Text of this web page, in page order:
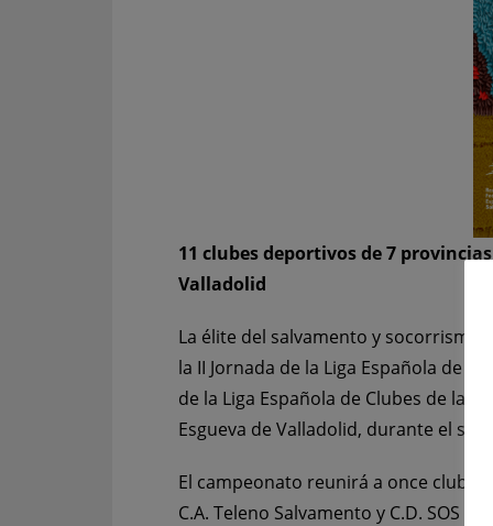
11 clubes deportivos de 7 provincias
Valladolid
La élite del salvamento y socorrismo
la II Jornada de la Liga Española de
de la Liga Española de Clubes de la
Esgueva de Valladolid, durante el
El campeonato reunirá a once clubes
C.A. Teleno Salvamento y C.D. SOS